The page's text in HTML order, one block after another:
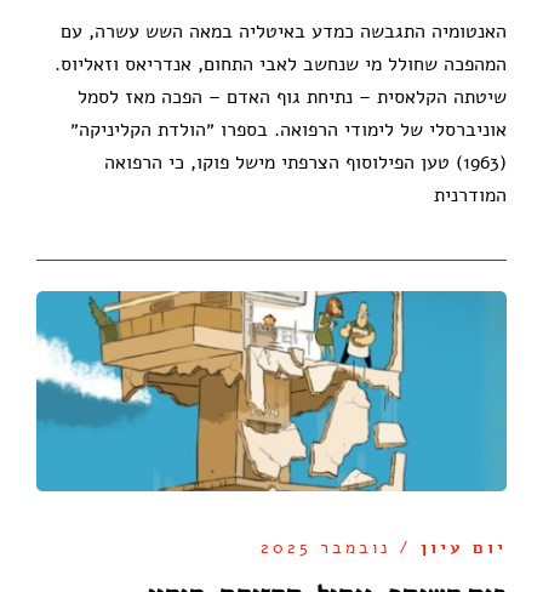
האנטומיה התגבשה כמדע באיטליה במאה השש עשרה, עם
המהפכה שחולל מי שנחשב לאבי התחום, אנדריאס וזאליוס.
שיטתה הקלאסית – נתיחת גוף האדם – הפכה מאז לסמל
אוניברסלי של לימודי הרפואה. בספרו ״הולדת הקליניקה״
(1963) טען הפילוסוף הצרפתי מישל פוקו, כי הרפואה
המודרנית
יום עיון / נובמבר 2025